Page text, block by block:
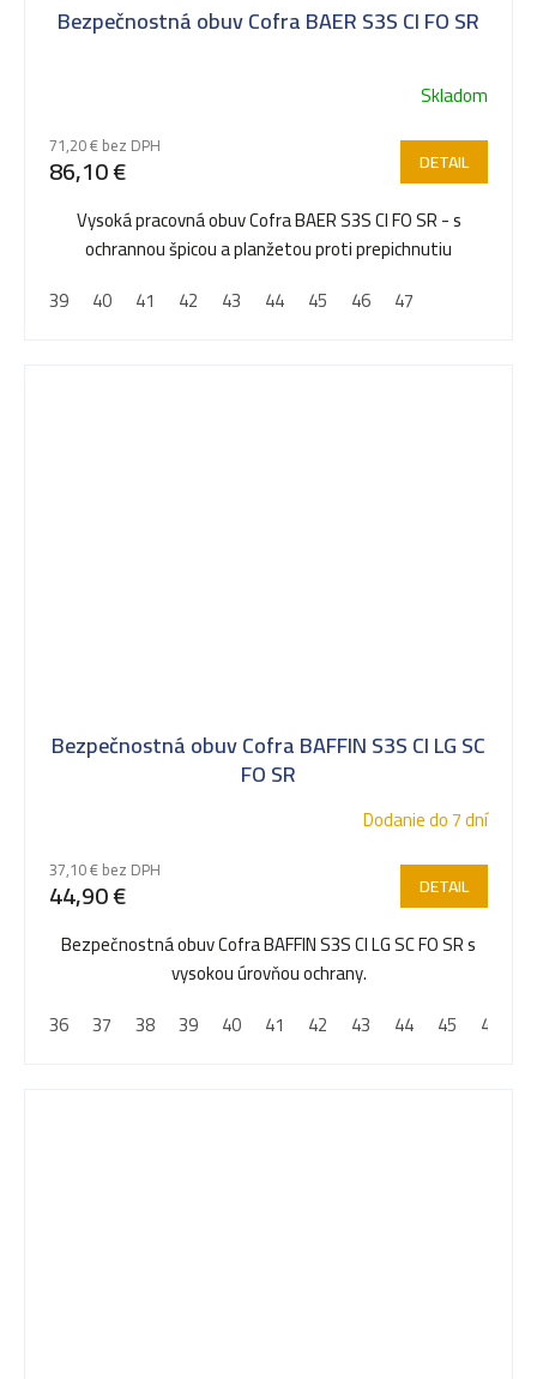
Bezpečnostná obuv Cofra BAER S3S CI FO SR
Skladom
71,20 € bez DPH
86,10 € DETAIL
Vysoká pracovná obuv Cofra BAER S3S CI FO SR - s
ochrannou špicou a planžetou proti prepichnutiu
39
40 41 42 43 44 45 46 47
Bezpečnostná obuv Cofra BAFFIN S3S CI LG SC
FO SR
Dodanie do 7 dní
37,10 € bez DPH
44,90 € DETAIL
Bezpečnostná obuv Cofra BAFFIN S3S CI LG SC FO SR s
vysokou úrovňou ochrany.
36
37 38 39 40 41 42 43 44 45 46